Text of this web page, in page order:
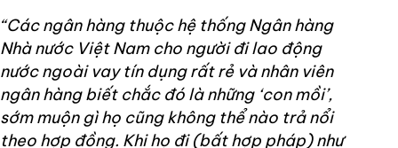
“Các ngân hàng thuộc hệ thống Ngân hàng
Nhà nước Việt Nam cho người đi lao động
nước ngoài vay tín dụng rất rẻ và nhân viên
ngân hàng biết chắc đó là những ‘con mồi’,
sớm muộn gì họ cũng không thể nào trả nổi
theo hợp đồng. Khi họ đi (bất hợp pháp) như